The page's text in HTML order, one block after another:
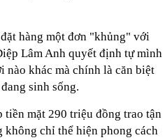
dược Mỹ
hàng một đơn "khủng" với
Lâm Anh quyết định tự mình
nào khác mà chính là căn biệt
sinh sống.
tiền mặt 290 triệu đồng trao tận
không chỉ thể hiện phong cách